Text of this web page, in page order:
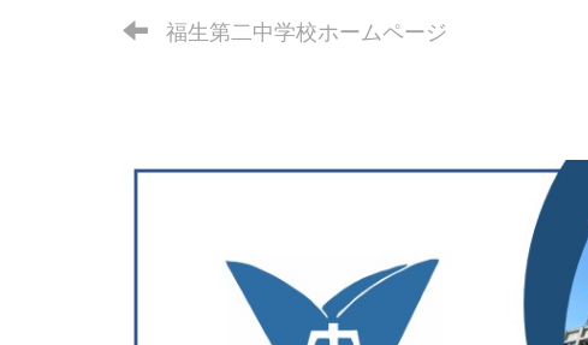
福生第二中学校ホームページ